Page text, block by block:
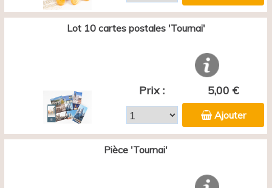
Lot 10 cartes postales 'Tournai'
Prix : 5,00 €
Ajouter
Pièce 'Tournai'